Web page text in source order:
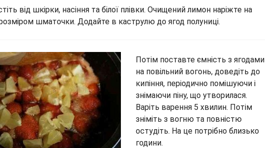
від шкірки, насіння та білої плівки. Очищений лимон наріжте на
шматочки. Додайте в каструлю до ягод полуниці.
Потім поставте ємність з ягодами
на повільний вогонь, доведіть до
кипіння, періодично помішуючи і
знімаючи піну, що утворилася.
Варіть варення 5 хвилин. Потім
зніміть з вогню та повністю
остудіть. На це потрібно близько
години.